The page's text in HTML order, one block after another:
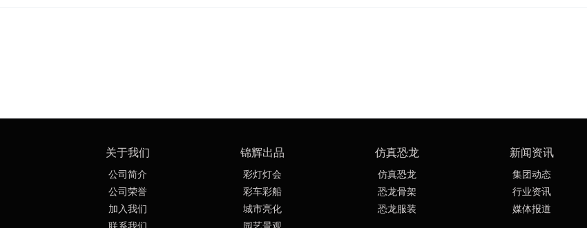
关于我们
公司简介
公司荣誉
加入我们
锦辉出品
彩灯灯会
彩车彩船
城市亮化
仿真恐龙
仿真恐龙
恐龙骨架
恐龙服装
新闻资讯
集团动态
行业资讯
媒体报道